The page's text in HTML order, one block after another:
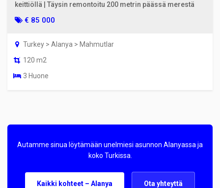
keittiöllä | Täysin remontoitu 200 metrin päässä merestä
€ 85 000
Turkey > Alanya > Mahmutlar
120 m2
3 Huone
Autamme sinua löytämään unelmiesi asunnon Alanyassa ja
koko Turkissa.
Kaikki kohteet – Alanya Ota yhteyttä